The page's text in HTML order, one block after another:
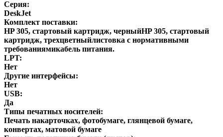
Серия:
DeskJet
Комплект поставки:
HP 305, стартовый картридж, черныйHP 305, стартовый
картридж, трехцветныйлистовка с нормативными
требованиямикабель питания.
LPT:
Нет
Другие интерфейсы:
Нет
USB:
Да
Типы печатных носителей:
Печать накарточках, фотобумаге, глянцевой бумаге,
конвертах, матовой бумаге